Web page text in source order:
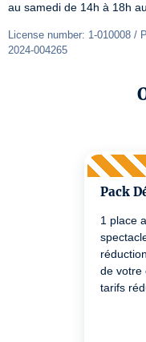
au samedi de 14h à 18h
License number: 1-010008 /
2024-004265
Pack
1 place
de votre
tarifs